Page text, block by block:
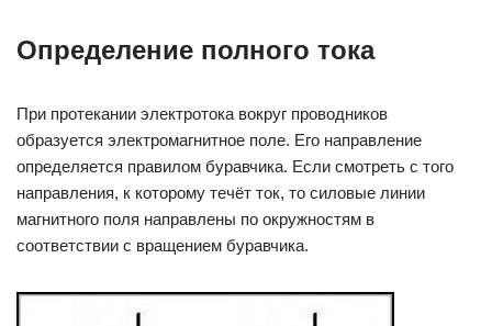
Определение полного тока
При протекании электротока вокруг проводников
образуется электромагнитное поле. Его направление
определяется правилом буравчика. Если смотреть с того
направления, к которому течёт ток, то силовые линии
магнитного поля направлены по окружностям в
соответствии с вращением буравчика.